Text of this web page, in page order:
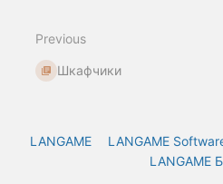
mode
Previous
Шкафчики
LANGAME LANGAME
LANGAME